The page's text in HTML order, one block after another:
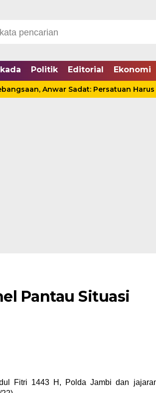
Politik Editorial Ekonomi
Anwar Sadat: Persatuan Harus
Pantau Situasi
Fitri 1443 H, Polda Jambi dan